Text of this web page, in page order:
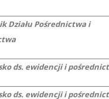
Działu Pośrednictwa i
ds. ewidencji i
ds. ewidencji i